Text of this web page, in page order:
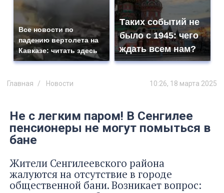
Все новости по
падению вертолета на
Кавказе: читать здесь
Таких событий не
было с 1945: чего
ждать всем нам?
Главная Новости 10:26, 18 марта 2025
Не с легким паром! В Сенгилее
пенсионеры не могут помыться в
бане
Жители Сенгилеевского района
жалуются на отсутствие в городе
общественной бани. Возникает вопрос: